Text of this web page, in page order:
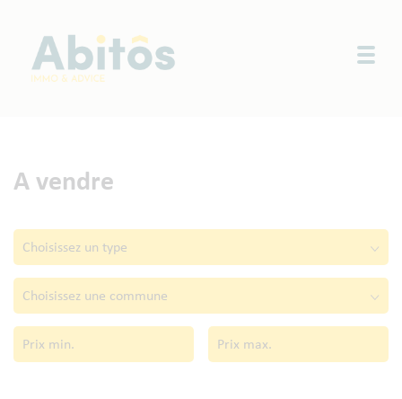
A vendre
Choisissez un type
Choisissez une commune